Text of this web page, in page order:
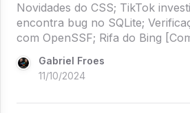
Novidades do CSS; TikTok
encontra bug no SQLite;
com OpenSSF; Rifa do Bing
Gabriel Froes
11/10/2024